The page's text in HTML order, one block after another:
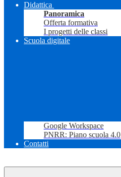
Didattica
Panoramica
Offerta formativa
I progetti delle classi
Scuola digitale
Google Workspace
PNRR: Piano scuola 4.0
Contatti